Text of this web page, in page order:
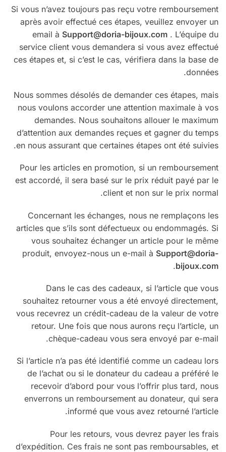
Si vous n’avez toujours pas reçu votre remboursement
après avoir effectué ces étapes, veuillez envoyer un
email à Support@doria-bijoux.com . L’équipe du
service client vous demandera si vous avez effectué
ces étapes et, si c’est le cas, vérifiera dans la base de
données.
Nous sommes désolés de demander ces étapes, mais
nous voulons accorder une attention maximale à vos
demandes. Nous souhaitons allouer le maximum
d’attention aux demandes reçues et gagner du temps
en nous assurant que certaines étapes ont été suivies.
Pour les articles en promotion, si un remboursement
est accordé, il sera basé sur le prix réduit payé par le
client et non sur le prix normal.
Concernant les échanges, nous ne remplaçons les
articles que s’ils sont défectueux ou endommagés. Si
vous souhaitez échanger un article pour le même
produit, envoyez-nous un e-mail à Support@doria-
bijoux.com
.
Dans le cas des cadeaux, si l’article que vous
souhaitez retourner vous a été envoyé directement,
vous recevrez un crédit-cadeau de la valeur de votre
retour. Une fois que nous aurons reçu l’article, un
chèque-cadeau vous sera envoyé par e-mail.
Si l’article n’a pas été identifié comme un cadeau lors
de l’achat ou si le donateur du cadeau a préféré le
recevoir d’abord pour vous l’offrir plus tard, nous
enverrons un remboursement au donateur, qui sera
informé que vous avez retourné l’article.
Pour les retours, vous devrez payer les frais
d’expédition. Ces frais ne sont pas remboursables, et